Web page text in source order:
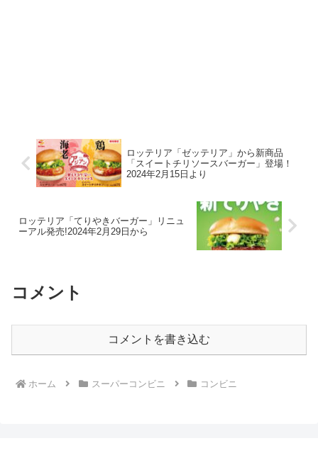
ロッテリア「ゼッテリア」から新商品
「スイートチリソースバーガー」登場！
2024年2月15日より
ロッテリア「てりやきバーガー」リニュ
ーアル発売!2024年2月29日から
コメント
コメントを書き込む
ホーム スーパーコンビニ コンビニ